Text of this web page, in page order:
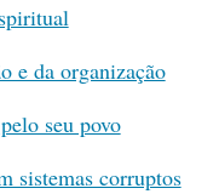
e da organização
seu povo
sistemas corruptos